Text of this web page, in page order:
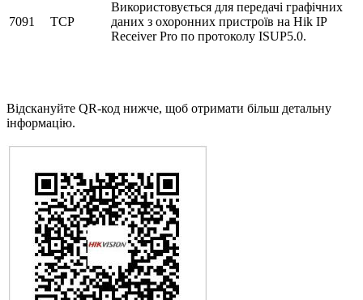
7091 TCP
Використовується для передачі графічних
даних з охоронних пристроїв на Hik IP
Receiver Pro по протоколу ISUP5.0.
Відскануйте QR-код нижче, щоб отримати більш детальну
інформацію.